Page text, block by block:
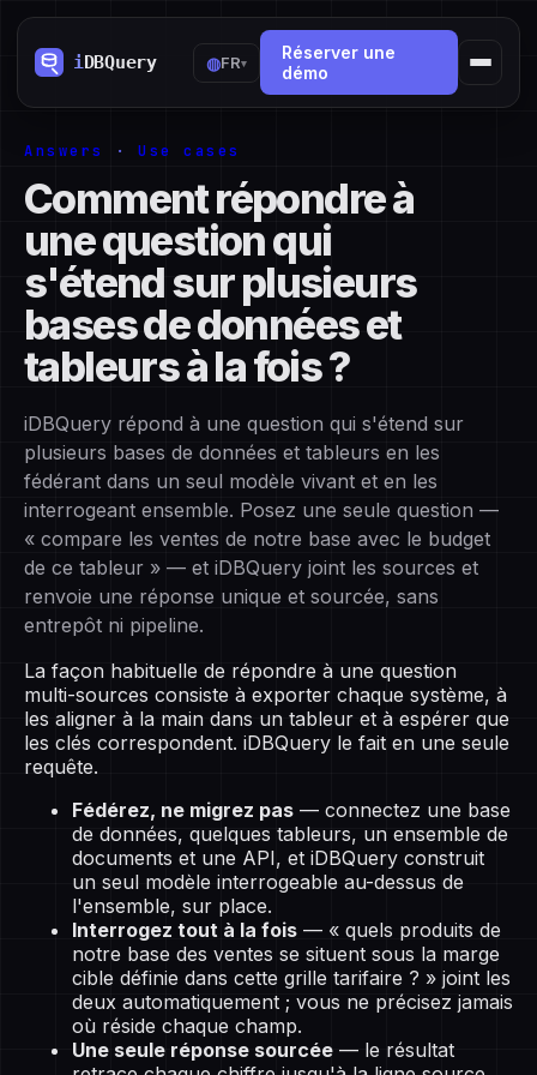
◍FR▾
Réserver une
démo
Answers · Use cases
Comment répondre à
une question qui
s'étend sur plusieurs
bases de données et
tableurs à la fois ?
iDBQuery répond à une question qui s'étend sur
plusieurs bases de données et tableurs en les
fédérant dans un seul modèle vivant et en les
interrogeant ensemble. Posez une seule question —
« compare les ventes de notre base avec le budget
de ce tableur » — et iDBQuery joint les sources et
renvoie une réponse unique et sourcée, sans
entrepôt ni pipeline.
La façon habituelle de répondre à une question
multi-sources consiste à exporter chaque système, à
les aligner à la main dans un tableur et à espérer que
les clés correspondent. iDBQuery le fait en une seule
requête.
Fédérez, ne migrez pas — connectez une base
de données, quelques tableurs, un ensemble de
documents et une API, et iDBQuery construit
un seul modèle interrogeable au-dessus de
l'ensemble, sur place.
Interrogez tout à la fois — « quels produits de
notre base des ventes se situent sous la marge
cible définie dans cette grille tarifaire ? » joint les
deux automatiquement ; vous ne précisez jamais
où réside chaque champ.
Une seule réponse sourcée — le résultat